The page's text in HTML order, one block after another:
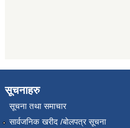
सूचनाहरु
सूचना तथा समाचार
सार्वजनिक खरीद /बोलपत्र सूचना